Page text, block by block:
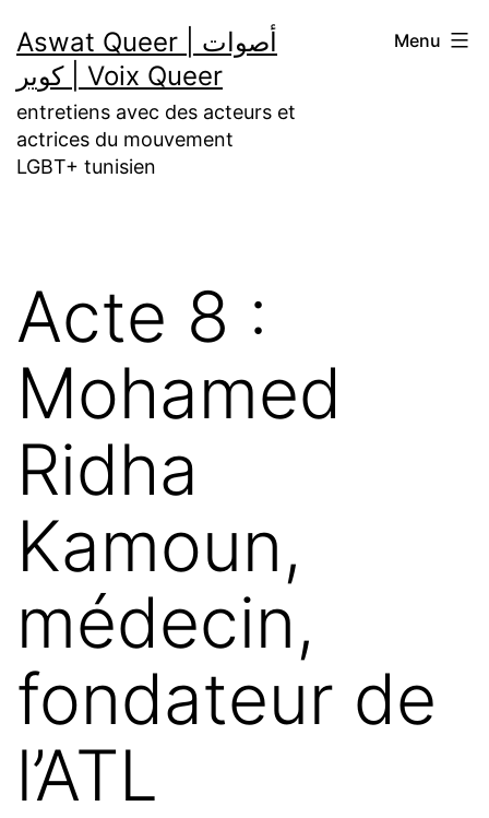
au
contenu
Aswat Queer | أصوات
كوير | Voix Queer
entretiens avec des acteurs et
actrices du mouvement
LGBT+ tunisien
Menu
Acte 8 :
Mohamed
Ridha
Kamoun,
médecin,
fondateur de
l’ATL